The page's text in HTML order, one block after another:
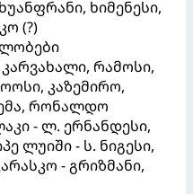
ხიმენესი,
(?)
კარვახალი, რამოსი,
კაზემირო,
რონალდო
- ლ. ერნანდესი,
ლუიში - ს. ნიგესი,
- გრიზმანი,